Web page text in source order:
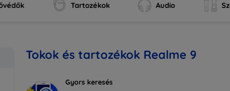
Tartozékok Audio
Tokok és tartozékok Realme 9
Gyors keresés